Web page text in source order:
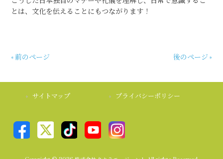
とは、文化を伝えることにもつながります！
« 前のページ 後のページ »
サイトマップ プライバシーポリシー